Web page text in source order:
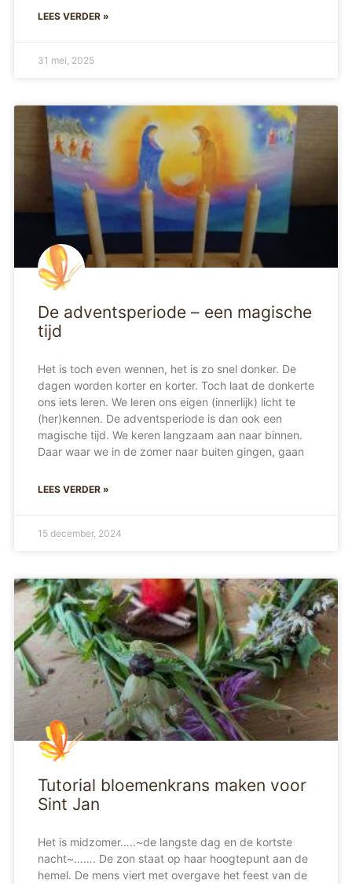
LEES VERDER »
31 mei, 2025
De adventsperiode – een magische
tijd
Het is toch even wennen, het is zo snel donker. De
dagen worden korter en korter. Toch laat de donkerte
ons iets leren. We leren ons eigen (innerlijk) licht te
(her)kennen. De adventsperiode is dan ook een
magische tijd. We keren langzaam aan naar binnen.
Daar waar we in de zomer naar buiten gingen, gaan
LEES VERDER »
15 december, 2024
Tutorial bloemenkrans maken voor
Sint Jan
Het is midzomer…..~de langste dag en de kortste
nacht~……. De zon staat op haar hoogtepunt aan de
hemel. De mens viert met overgave het feest van de